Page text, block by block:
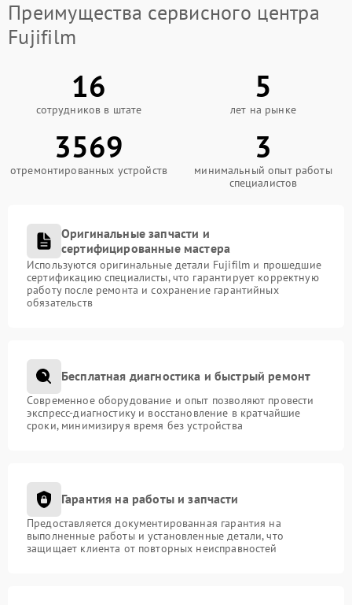
Преимущества сервисного центра
Fujifilm
16
сотрудников в штате
5
лет на рынке
3569
отремонтированных устройств
3
минимальный опыт работы
специалистов
Оригинальные запчасти и
сертифицированные мастера
Используются оригинальные детали Fujifilm и прошедшие
сертификацию специалисты, что гарантирует корректную
работу после ремонта и сохранение гарантийных
обязательств
Бесплатная диагностика и быстрый ремонт
Современное оборудование и опыт позволяют провести
экспресс-диагностику и восстановление в кратчайшие
сроки, минимизируя время без устройства
Гарантия на работы и запчасти
Предоставляется документированная гарантия на
выполненные работы и установленные детали, что
защищает клиента от повторных неисправностей